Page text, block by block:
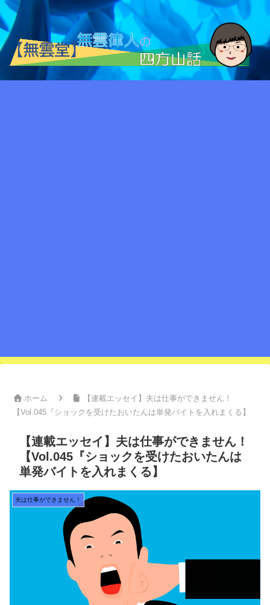
ホーム
【連載エッセイ】夫は仕事ができません！
【Vol.045『ショックを受けたおいたんは単発バイトを入れまくる】
【連載エッセイ】夫は仕事ができません！
【Vol.045『ショックを受けたおいたんは
単発バイトを入れまくる】
夫は仕事ができません！